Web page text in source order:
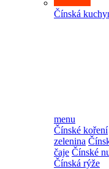
Čínská
menu
Čínské koření
zelenina
čaje Čínské
Čínská rýže